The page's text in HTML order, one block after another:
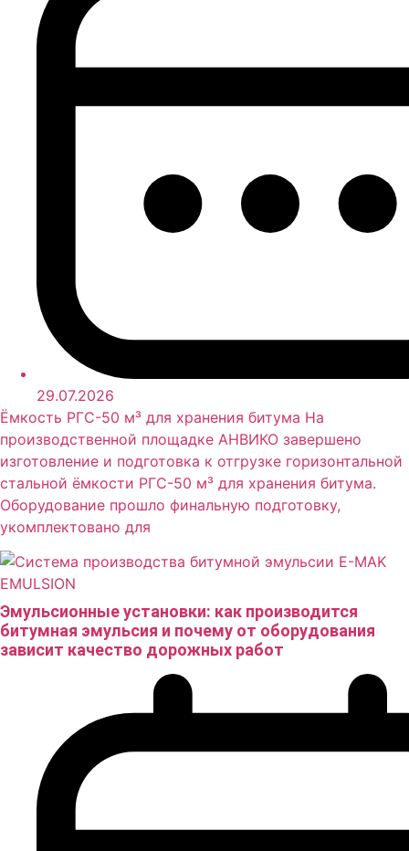
29.07.2026
Ёмкость РГС-50 м³ для хранения битума На
производственной площадке АНВИКО завершено
изготовление и подготовка к отгрузке горизонтальной
стальной ёмкости РГС-50 м³ для хранения битума.
Оборудование прошло финальную подготовку,
укомплектовано для
Эмульсионные установки: как производится
битумная эмульсия и почему от оборудования
зависит качество дорожных работ